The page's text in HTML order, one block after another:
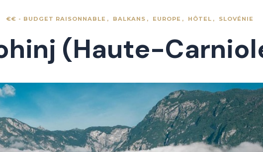
€€ - BUDGET RAISONNABLE BALKANS EUROPE HÔTEL SLOVÉNIE
(Haute-